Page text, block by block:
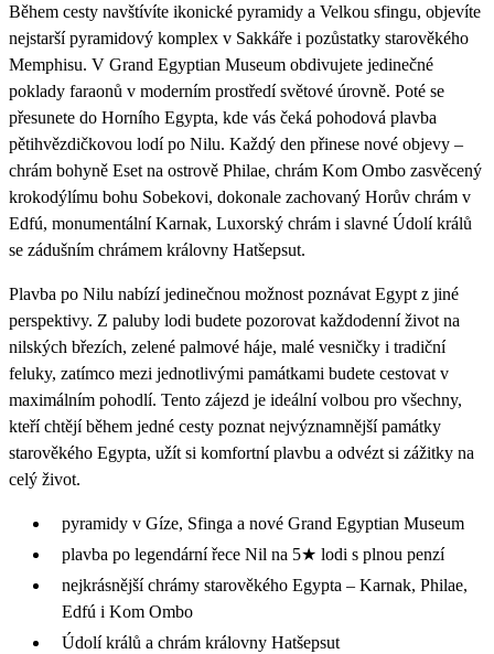
Během cesty navštívíte ikonické pyramidy a Velkou sfingu, objevíte
nejstarší pyramidový komplex v Sakkáře i pozůstatky starověkého
Memphisu. V Grand Egyptian Museum obdivujete jedinečné
poklady faraonů v moderním prostředí světové úrovně. Poté se
přesunete do Horního Egypta, kde vás čeká pohodová plavba
pětihvězdičkovou lodí po Nilu. Každý den přinese nové objevy –
chrám bohyně Eset na ostrově Philae, chrám Kom Ombo zasvěcený
krokodýlímu bohu Sobekovi, dokonale zachovaný Horův chrám v
Edfú, monumentální Karnak, Luxorský chrám i slavné Údolí králů
se zádušním chrámem královny Hatšepsut.
Plavba po Nilu nabízí jedinečnou možnost poznávat Egypt z jiné
perspektivy. Z paluby lodi budete pozorovat každodenní život na
nilských březích, zelené palmové háje, malé vesničky i tradiční
feluky, zatímco mezi jednotlivými památkami budete cestovat v
maximálním pohodlí. Tento zájezd je ideální volbou pro všechny,
kteří chtějí během jedné cesty poznat nejvýznamnější památky
starověkého Egypta, užít si komfortní plavbu a odvézt si zážitky na
celý život.
pyramidy v Gíze, Sfinga a nové Grand Egyptian Museum
plavba po legendární řece Nil na 5★ lodi s plnou penzí
nejkrásnější chrámy starověkého Egypta – Karnak, Philae,
Edfú i Kom Ombo
Údolí králů a chrám královny Hatšepsut